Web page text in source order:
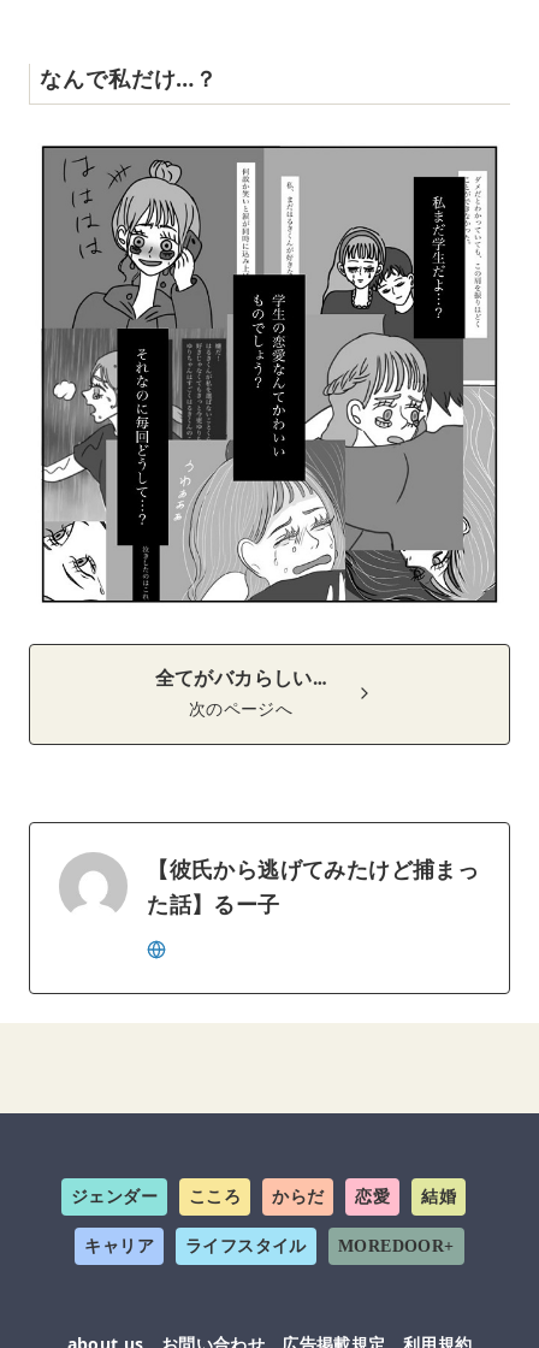
なんで私だけ…？
全てがバカらしい…
次のページへ
【彼氏から逃げてみたけど捕まっ
た話】るー子
ジェンダー こころ からだ 恋愛 結婚
キャリア ライフスタイル MOREDOOR+